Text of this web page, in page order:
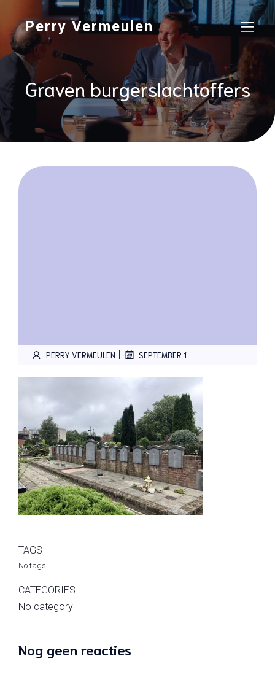
Perry Vermeulen
Graven burgerslachtoffers
PERRY VERMEULEN | SEPTEMBER 1
TAGS
No tags
CATEGORIES
No category
Nog geen reacties